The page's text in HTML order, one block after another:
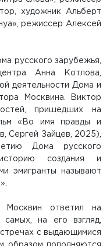
художник Альберт
режиссер Алексей
русского зарубежья,
Анна Котлова,
деятельности Дома и
Москвина. Виктор
пришедших на
«Во имя правды и
Сергей Зайцев, 2025),
Дома русского
создания и
эмигранты называют
Москвин ответил на
на его взгляд,
с выдающимися